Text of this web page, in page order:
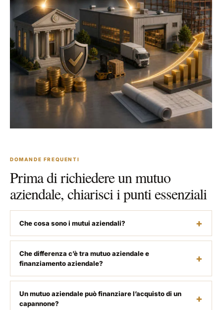
DOMANDE FREQUENTI
Prima di richiedere un mutuo
aziendale, chiarisci i punti essenziali
Che cosa sono i mutui aziendali?
Che differenza c’è tra mutuo aziendale e
finanziamento aziendale?
Un mutuo aziendale può finanziare l’acquisto di un
capannone?